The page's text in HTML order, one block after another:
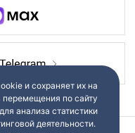
и сохраняет их на
по сайту
анализа статистики
деятельности.